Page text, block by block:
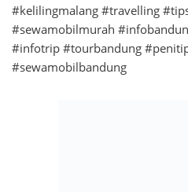
#kelilingmalang #travelling
#sewamobilmurah
#infotrip #tourbandung
#sewamobilbandung